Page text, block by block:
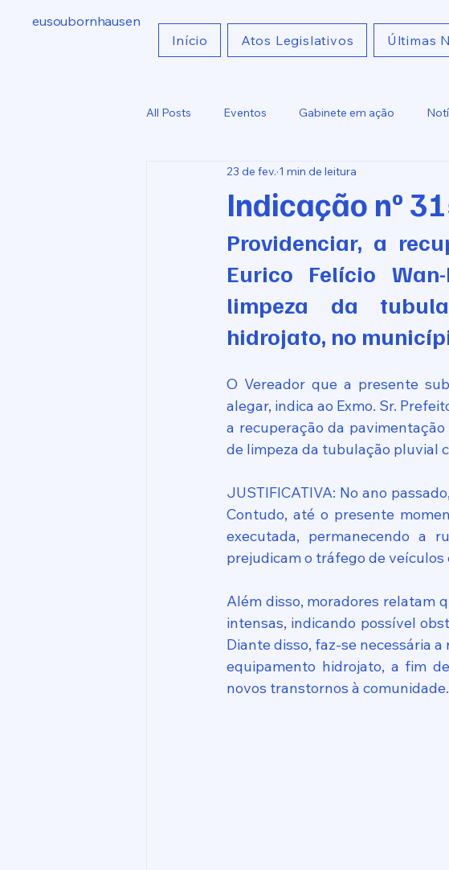
eusoubornhausen
Início Atos Legislativos Últimas
All Posts Eventos Gabinete em ação
Indicações Comunicados
Indicação nº
23 de fev. 1 min de leitura
Providenciar, a
Eurico Felício
limpeza da
hidrojato, no
O Vereador que a presente
alegar, indica ao Exmo. Sr.
a recuperação da
de limpeza da tubulação pluvial
JUSTIFICATIVA: No ano
Contudo, até o presente
executada, permanecendo a
prejudicam o tráfego de veículos
Além disso, moradores relatam
intensas, indicando possível
Diante disso, faz-se necessária
equipamento hidrojato, a fim
novos transtornos à comunidade.